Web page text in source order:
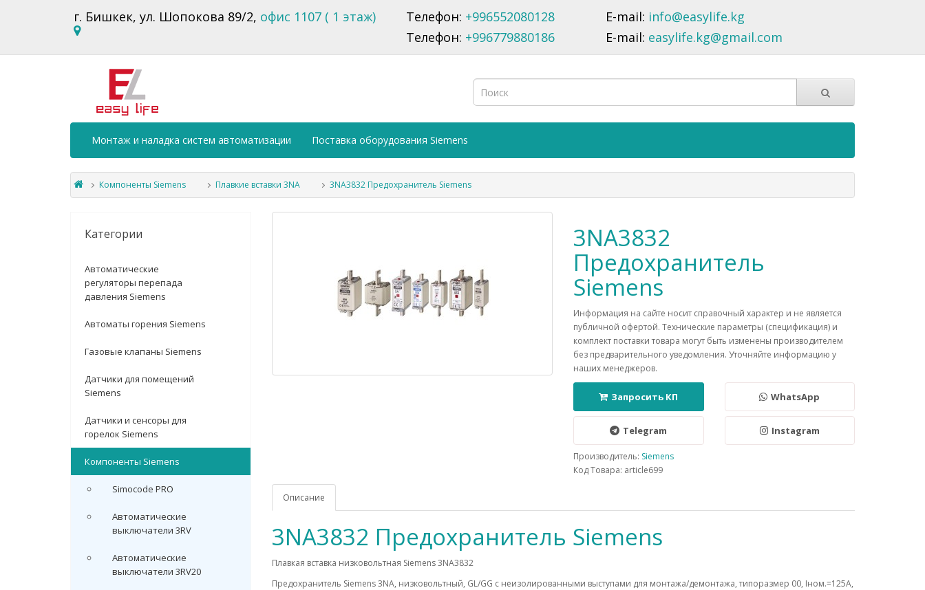
г. Бишкек, ул. Шопокова 89/2, офис 1107 ( 1 этаж) Телефон: +996552080128
Телефон: +996779880186
E-mail: info@easylife.kg
E-mail: easylife.kg@gmail.com
Монтаж и наладка систем автоматизации Поставка оборудования Siemens
Компоненты Siemens Плавкие вставки 3NA 3NA3832 Предохранитель Siemens
Категории
Автоматические
регуляторы перепада
давления Siemens
Автоматы горения Siemens
Газовые клапаны Siemens
Датчики для помещений
Siemens
Датчики и сенсоры для
горелок Siemens
Компоненты Siemens
Simocode PRO
Автоматические
выключатели 3RV
Автоматические
выключатели 3RV20
3NA3832
Предохранитель
Siemens
Информация на сайте носит справочный характер и не является
публичной офертой. Технические параметры (спецификация) и
комплект поставки товара могут быть изменены производителем
без предварительного уведомления. Уточняйте информацию у
наших менеджеров.
Запросить КП WhatsApp
Telegram Instagram
Производитель: Siemens
Код Товара: article699
Описание
3NA3832 Предохранитель Siemens
Плавкая вставка низковольтная Siemens 3NA3832
Предохранитель Siemens 3NA, низковольтный, GL/GG c неизолированными выступами для монтажа/демонтажа, типоразмер 00, Iном.=125A,